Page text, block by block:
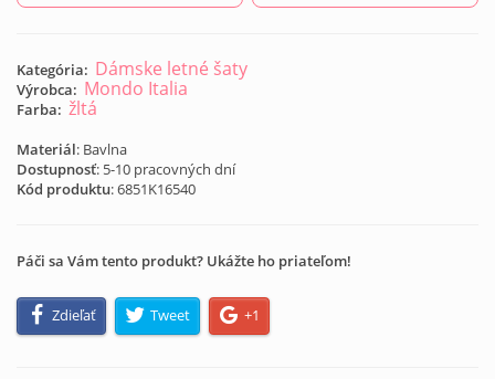
Kategória: Dámske letné šaty
Výrobca: Mondo Italia
Farba: žltá
Materiál: Bavlna
Dostupnosť: 5-10 pracovných dní
Kód produktu:6851K16540
Páči sa Vám tento produkt? Ukážte ho priateľom!
Zdieľať Tweet +1